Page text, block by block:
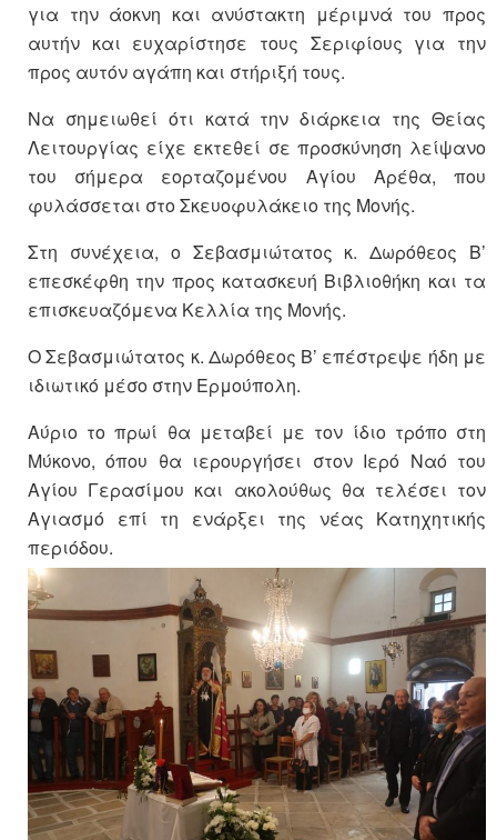
για την άοκνη και ανύστακτη μέριμνά του προς
αυτήν και ευχαρίστησε τους Σεριφίους για την
προς αυτόν αγάπη και στήριξή τους.
Να σημειωθεί ότι κατά την διάρκεια της Θείας
Λειτουργίας είχε εκτεθεί σε προσκύνηση λείψανο
του σήμερα εορταζομένου Αγίου Αρέθα, που
φυλάσσεται στο Σκευοφυλάκειο της Μονής.
Στη συνέχεια, ο Σεβασμιώτατος κ. Δωρόθεος Β’
επεσκέφθη την προς κατασκευή Βιβλιοθήκη και τα
επισκευαζόμενα Κελλία της Μονής.
Ο Σεβασμιώτατος κ. Δωρόθεος Β’ επέστρεψε ήδη με
ιδιωτικό μέσο στην Ερμούπολη.
Αύριο το πρωί θα μεταβεί με τον ίδιο τρόπο στη
Μύκονο, όπου θα ιερουργήσει στον Ιερό Ναό του
Αγίου Γερασίμου και ακολούθως θα τελέσει τον
Αγιασμό επί τη ενάρξει της νέας Κατηχητικής
περιόδου.